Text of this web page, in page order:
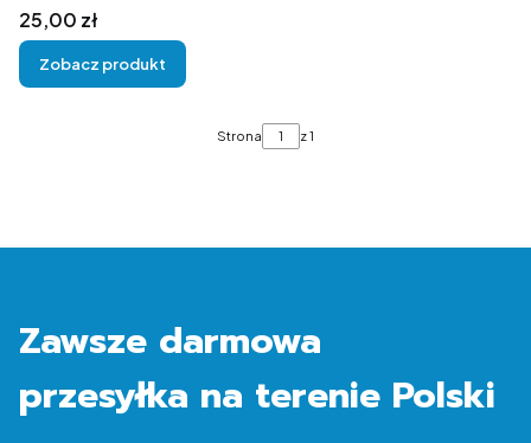
Cena
25,00 zł
Zobacz produkt
Strona z 1
Zawsze darmowa
przesyłka na terenie Polski